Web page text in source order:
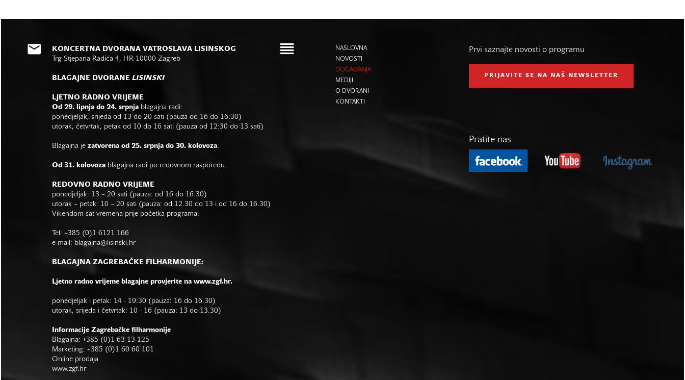
KONCERTNA DVORANA VATROSLAVA LISINSKOG
Trg Stjepana Radića 4, HR-10000 Zagreb
BLAGAJNE DVORANE LISINSKI
LJETNO RADNO VRIJEME
Od 29. lipnja do 24. srpnja blagajna radi:
ponedjeljak, srijeda od 13 do 20 sati (pauza od 16 do 16:30)
utorak, četvrtak, petak od 10 do 16 sati (pauza od 12:30 do 13 sati)
Blagajna je zatvorena od 25. srpnja do 30. kolovoza.
Od 31. kolovoza blagajna radi po redovnom rasporedu.
REDOVNO RADNO VRIJEME
ponedjeljak: 13 – 20 sati (pauza: od 16 do 16.30)
utorak – petak: 10 – 20 sati (pauza: od 12.30 do 13 i od 16 do 16.30)
Vikendom sat vremena prije početka programa.
Tel: +385 (0)1 6121 166
e-mail: blagajna@lisinski.hr
BLAGAJNA ZAGREBAČKE FILHARMONIJE:
Ljetno radno vrijeme blagajne provjerite na www.zgf.hr.
ponedjeljak i petak: 14 - 19:30 (pauza: 16 do 16.30)
utorak, srijeda i četvrtak: 10 - 16 (pauza: 13 do 13.30)
Informacije Zagrebačke filharmonije
Blagajna: +385 (0)1 63 13 125
Marketing: +385 (0)1 60 60 101
Online prodaja
www.zgf.hr
NASLOVNA
NOVOSTI
DOGAĐANJA
MEDIJI
O DVORANI
KONTAKTI
Prvi saznajte novosti o programu
PRIJAVITE SE NA NAŠ NEWSLETTER
Pratite nas